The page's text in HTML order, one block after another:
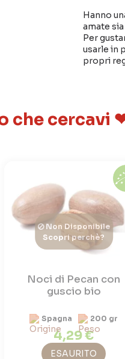
Hanno
amate
Per
usarle in
propri
che cercavi
Non Disponibile
Scopri perchè?
Noci di Pecan con
guscio bio
Spagna 200 gr
4,29 €
ESAURITO